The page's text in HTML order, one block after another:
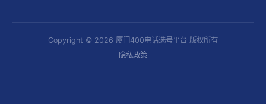
Copyright © 2026 厦门400电话选号平台 版权所有
隐私政策